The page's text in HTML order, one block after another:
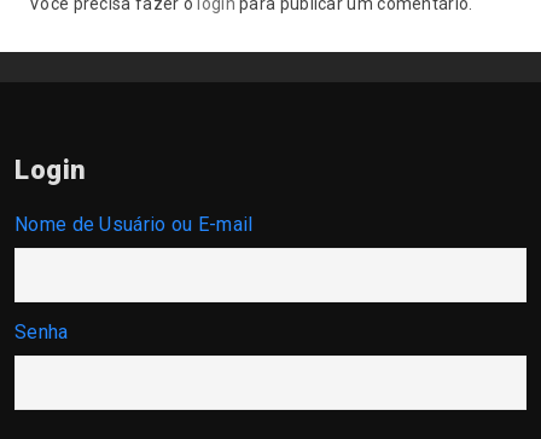
Login
Nome de Usuário ou E-mail
Senha